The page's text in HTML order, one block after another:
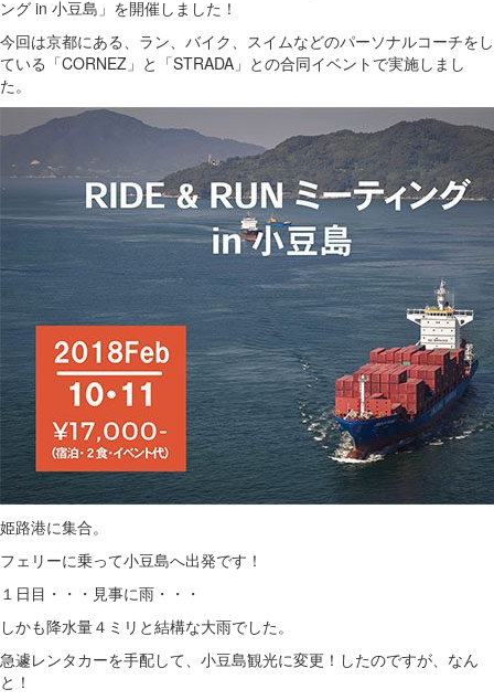
ング in 小豆島」を開催しました！
今回は京都にある、ラン、バイク、スイムなどのパーソナルコーチをし
ている「CORNEZ」と「STRADA」との合同イベントで実施しまし
た。
姫路港に集合。
フェリーに乗って小豆島へ出発です！
１日目・・・見事に雨・・・
しかも降水量４ミリと結構な大雨でした。
急遽レンタカーを手配して、小豆島観光に変更！したのですが、なん
と！